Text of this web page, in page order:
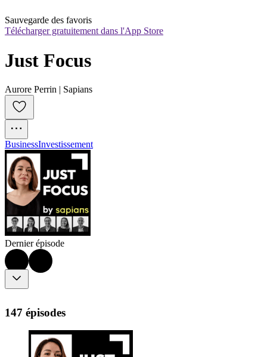
Sauvegarde des favoris
Télécharger gratuitement dans l'App Store
Just Focus
Aurore Perrin | Sapians
BusinessInvestissement
Dernier épisode
147 épisodes